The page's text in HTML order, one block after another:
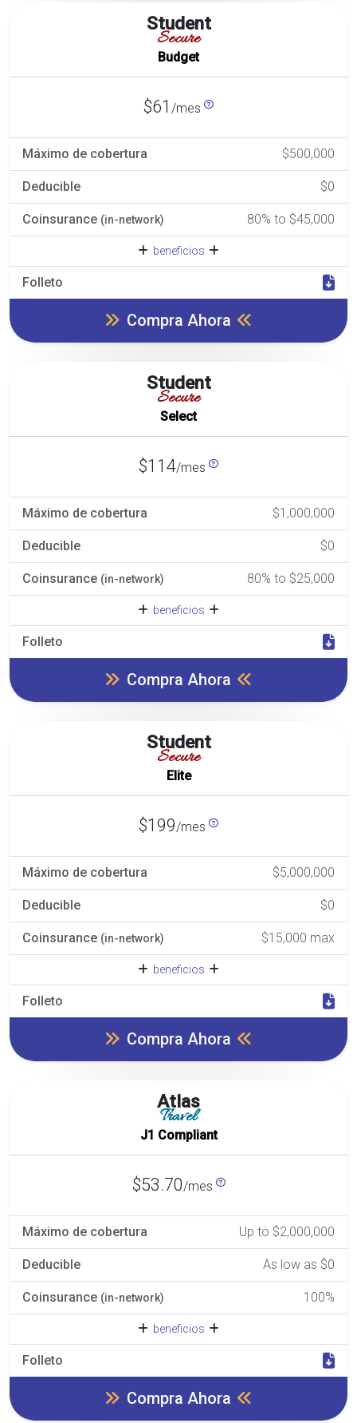
Student
Secure
Budget
$61 /mes
Máximo de cobertura $500,000
Deducible $0
Coinsurance (in-network) 80% to $45,000
beneficios
Folleto
Compra Ahora
Student
Secure
Select
$114/mes
Máximo de cobertura $1,000,000
Deducible $0
Coinsurance (in-network) 80% to $25,000
beneficios
Folleto
Compra Ahora
Student
Secure
Elite
$199/mes
Máximo de cobertura $5,000,000
Deducible $0
Coinsurance (in-network) $15,000 max
beneficios
Folleto
Compra Ahora
Atlas
Travel
J1 Compliant
$53.70/mes
Máximo de cobertura Up to $2,000,000
Deducible As low as $0
Coinsurance (in-network) 100%
beneficios
Folleto
Compra Ahora